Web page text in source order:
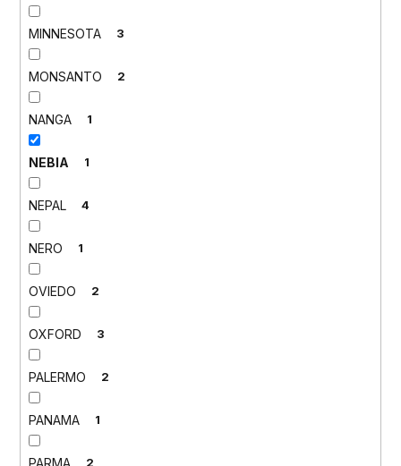
MINNESOTA 3
MONSANTO 2
NANGA 1
NEBIA 1
NEPAL 4
NERO 1
OVIEDO 2
OXFORD 3
PALERMO 2
PANAMA 1
2